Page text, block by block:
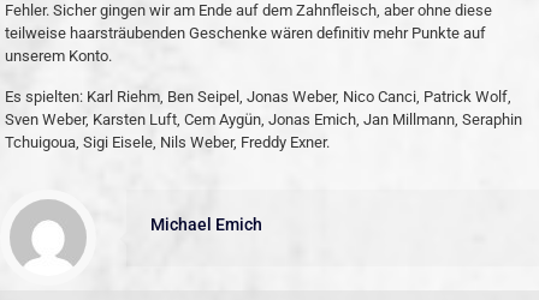
Fehler. Sicher gingen wir am Ende auf dem Zahnfleisch, aber ohne diese
teilweise haarsträubenden Geschenke wären definitiv mehr Punkte auf
unserem Konto.
Es spielten: Karl Riehm, Ben Seipel, Jonas Weber, Nico Canci, Patrick Wolf,
Sven Weber, Karsten Luft, Cem Aygün, Jonas Emich, Jan Millmann, Seraphin
Tchuigoua, Sigi Eisele, Nils Weber, Freddy Exner.
Michael Emich